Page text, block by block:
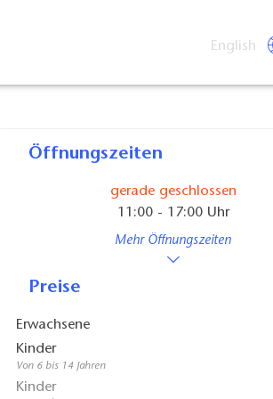
English
Öffnungszeiten
gerade geschlossen
11:00 - 17:00 Uhr
Mehr Öffnungszeiten
Preise
Erwachsene
Kinder
Von 6 bis 14 Jahren
Kinder